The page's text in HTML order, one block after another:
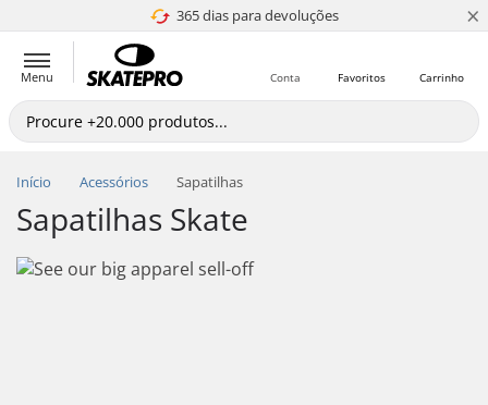
365 dias para devoluções
4.8 de 5 ×
Menu Carrinho
Favoritos
Conta
Início Acessórios Sapatilhas
Sapatilhas Skate